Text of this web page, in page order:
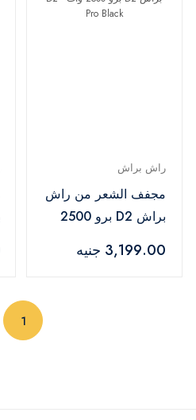
راش براش
مجفف الشعر من راش
براش D2 برو 2500
3,199.00 جنيه
1